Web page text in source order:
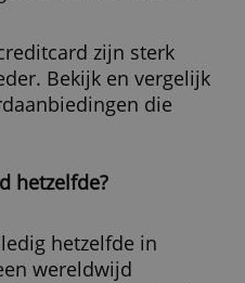
Visa-cards
Card Services
banken de kans
Bekijk en